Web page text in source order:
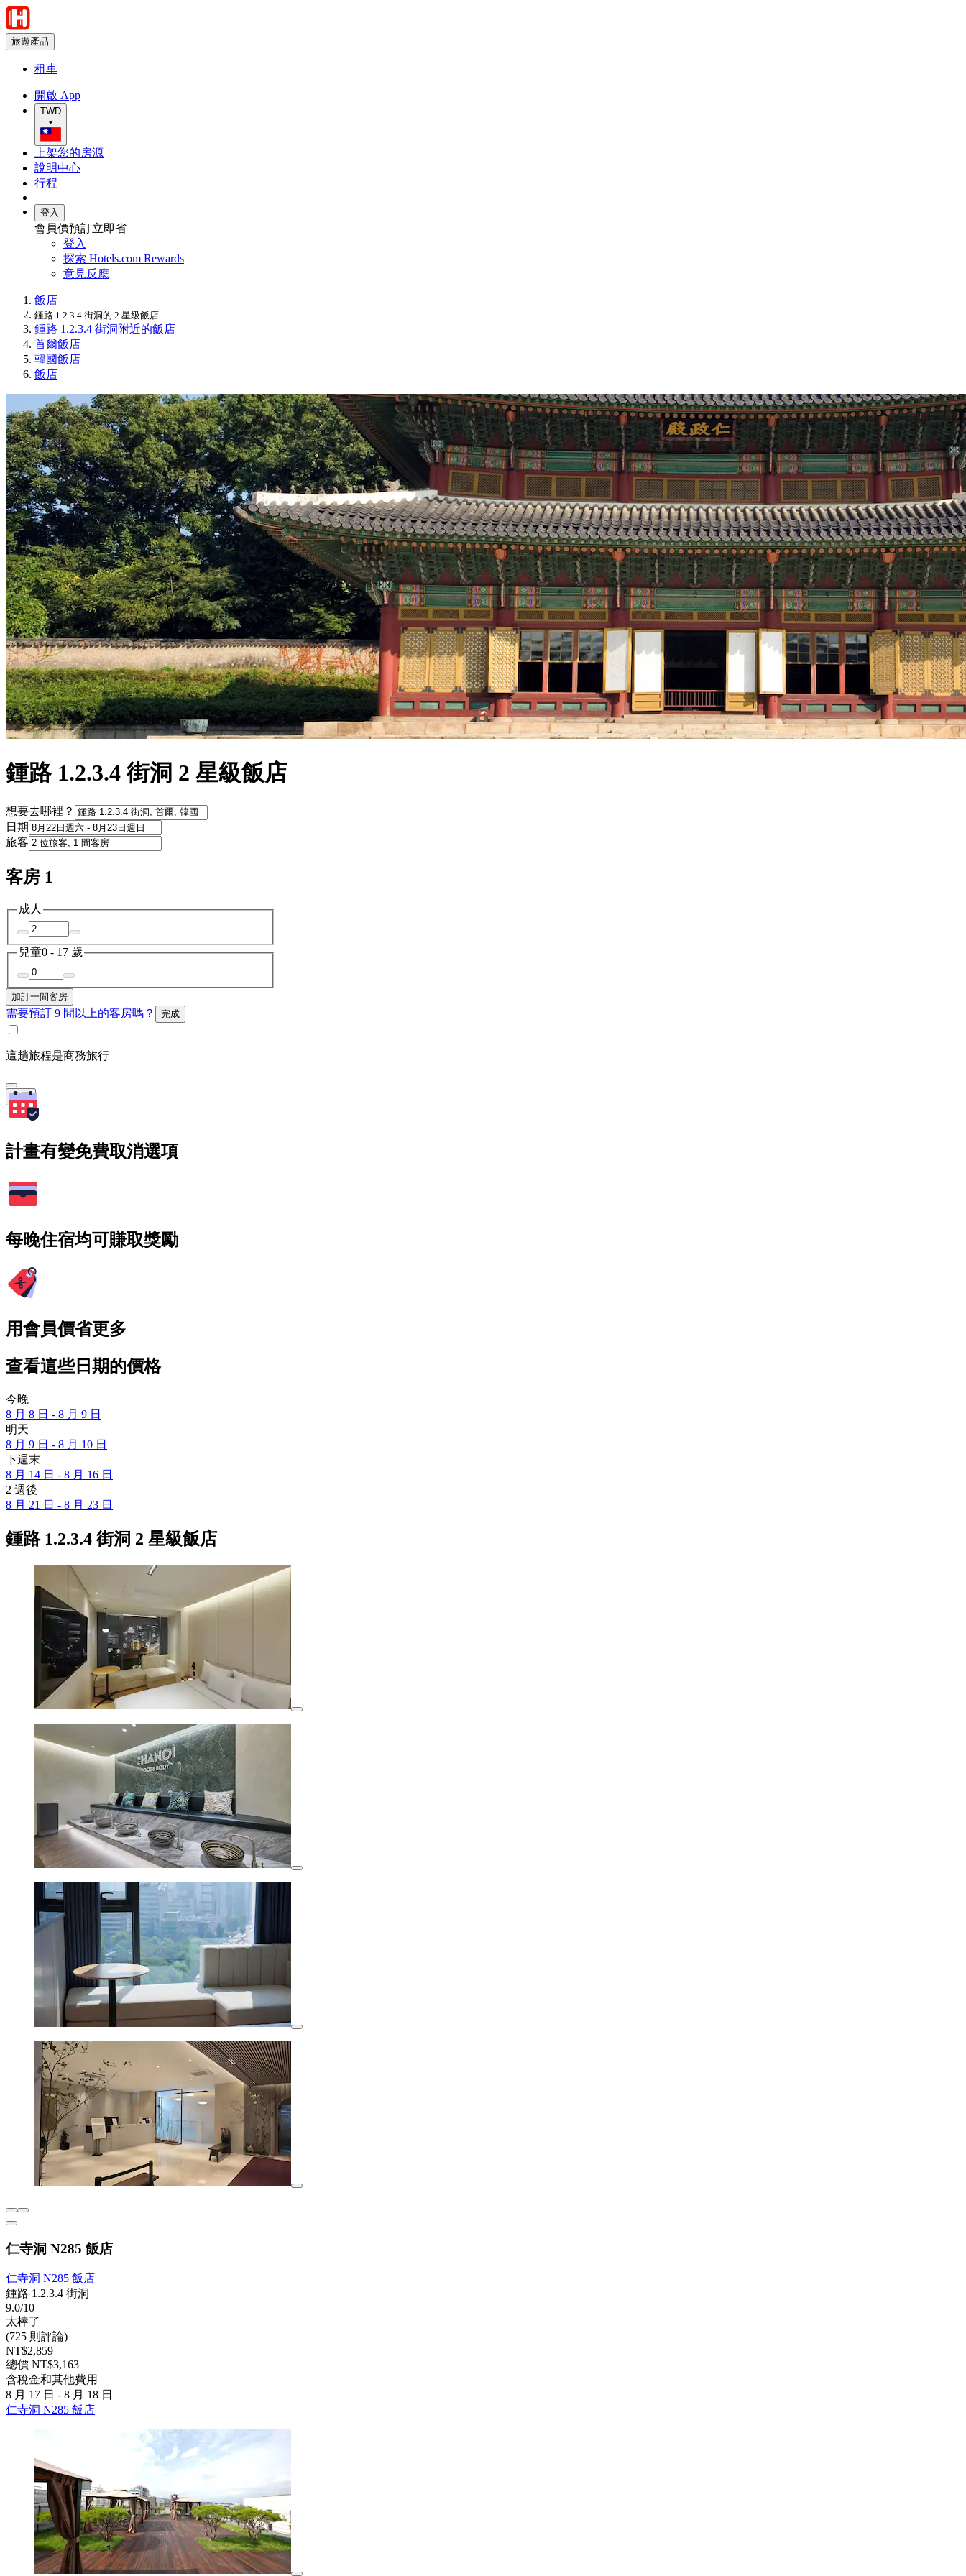
旅遊產品
租車
開啟 App
TWD
•
上架您的房源
說明中心
行程
登入
會員價預訂立即省
登入
探索 Hotels.com Rewards
意見反應
飯店
鍾路 1.2.3.4 街洞的 2 星級飯店
鍾路 1.2.3.4 街洞附近的飯店
首爾飯店
韓國飯店
飯店
鍾路 1.2.3.4 街洞 2 星級飯店
想要去哪裡？
日期
旅客
客房 1
成人
兒童0 - 17 歲
加訂一間客房
需要預訂 9 間以上的客房嗎？ 完成
這趟旅程是商務旅行
搜尋
計畫有變免費取消選項
每晚住宿均可賺取獎勵
用會員價省更多
查看這些日期的價格
今晚
8 月 8 日 - 8 月 9 日
明天
8 月 9 日 - 8 月 10 日
下週末
8 月 14 日 - 8 月 16 日
2 週後
8 月 21 日 - 8 月 23 日
鍾路 1.2.3.4 街洞 2 星級飯店
仁寺洞 N285 飯店
仁寺洞 N285 飯店
鍾路 1.2.3.4 街洞
9.0/10
太棒了
(725 則評論)
NT$2,859
總價 NT$3,163
含稅金和其他費用
8 月 17 日 - 8 月 18 日
仁寺洞 N285 飯店